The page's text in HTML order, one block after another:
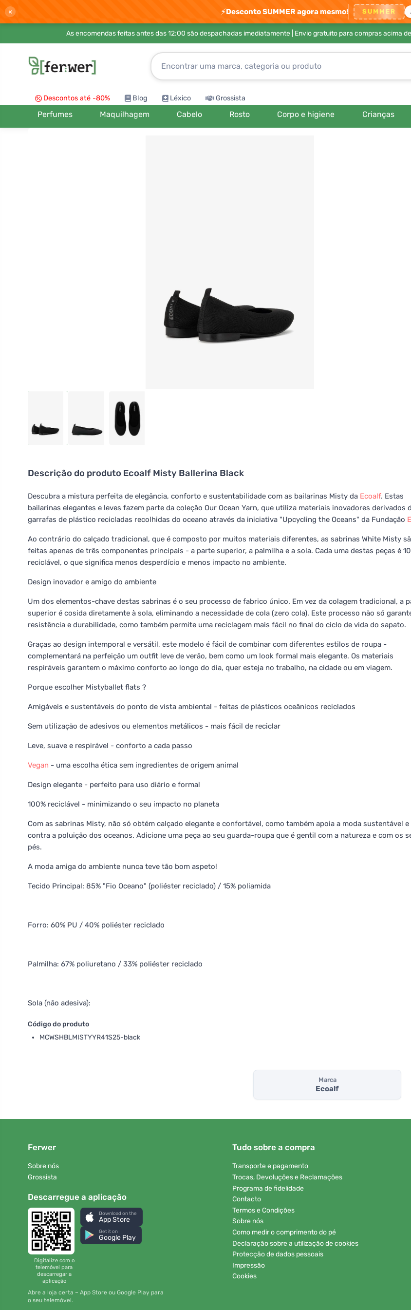
× ⚡Desconto SUMMER agora mesmo! SUMMER
As encomendas feitas antes das 12:00 são despachadas imediatamente | Envio gratuito para compras acima
Descontos até -80% Blog Léxico Grossista
Perfumes Maquilhagem Cabelo Rosto Corpo e higiene Crianças
Descrição do produto Ecoalf Misty Ballerina Black
Descubra a mistura perfeita de elegância, conforto e sustentabilidade com as bailarinas Misty da Ecoalf. Estas
bailarinas elegantes e leves fazem parte da coleção Our Ocean Yarn, que utiliza materiais inovadores derivados
garrafas de plástico recicladas recolhidas do oceano através da iniciativa "Upcycling the Oceans" da Fundação
Ao contrário do calçado tradicional, que é composto por muitos materiais diferentes, as sabrinas White Misty
feitas apenas de três componentes principais - a parte superior, a palmilha e a sola. Cada uma destas peças é
reciclável, o que significa menos desperdício e menos impacto no ambiente.
Design inovador e amigo do ambiente
Um dos elementos-chave destas sabrinas é o seu processo de fabrico único. Em vez da colagem tradicional, a
superior é cosida diretamente à sola, eliminando a necessidade de cola (zero cola). Este processo não só
resistência e durabilidade, como também permite uma reciclagem mais fácil no final do ciclo de vida do sapato.
Graças ao design intemporal e versátil, este modelo é fácil de combinar com diferentes estilos de roupa -
complementará na perfeição um outfit leve de verão, bem como um look formal mais elegante. Os materiais
respiráveis garantem o máximo conforto ao longo do dia, quer esteja no trabalho, na cidade ou em viagem.
Porque escolher Mistyballet flats ?
Amigáveis e sustentáveis do ponto de vista ambiental - feitas de plásticos oceânicos reciclados
Sem utilização de adesivos ou elementos metálicos - mais fácil de reciclar
Leve, suave e respirável - conforto a cada passo
Vegan - uma escolha ética sem ingredientes de origem animal
Design elegante - perfeito para uso diário e formal
100% reciclável - minimizando o seu impacto no planeta
Com as sabrinas Misty, não só obtém calçado elegante e confortável, como também apoia a moda sustentável
contra a poluição dos oceanos. Adicione uma peça ao seu guarda-roupa que é gentil com a natureza e com os
pés.
A moda amiga do ambiente nunca teve tão bom aspeto!
Tecido Principal: 85% "Fio Oceano" (poliéster reciclado) / 15% poliamida
Forro: 60% PU / 40% poliéster reciclado
Palmilha: 67% poliuretano / 33% poliéster reciclado
Sola (não adesiva):
Código do produto
MCWSHBLMISTYYR41S25-black
Marca
Ecoalf
Ferwer
Sobre nós
Grossista
Descarregue a aplicação
Digitalize com o
telemóvel para
descarregar a
aplicação
Download on the
App Store
Get it on
Google Play
Abre a loja certa – App Store ou Google Play para
o seu telemóvel.
Tudo sobre a compra
Transporte e pagamento
Trocas, Devoluções e Reclamações
Programa de fidelidade
Contacto
Termos e Condições
Sobre nós
Como medir o comprimento do pé
Declaração sobre a utilização de cookies
Protecção de dados pessoais
Impressão
Cookies